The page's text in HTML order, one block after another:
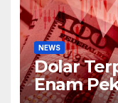
NEWS
Dolar
Enam